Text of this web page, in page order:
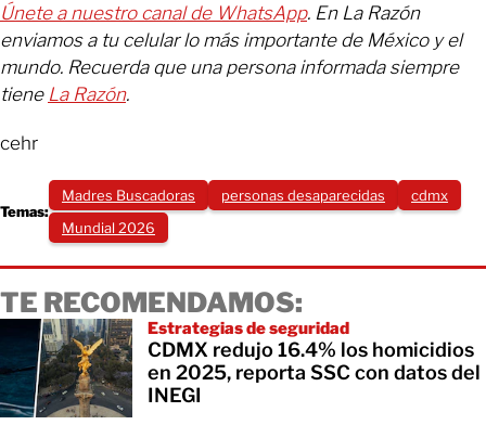
Únete a nuestro canal de WhatsApp. En La Razón
enviamos a tu celular lo más importante de México y el
mundo. Recuerda que una persona informada siempre
tiene La Razón.
cehr
Temas:
Madres Buscadoras personas desaparecidas
cdmx
Mundial 2026
TE RECOMENDAMOS:
Estrategias de seguridad
CDMX redujo 16.4% los homicidios
en 2025, reporta SSC con datos del
INEGI